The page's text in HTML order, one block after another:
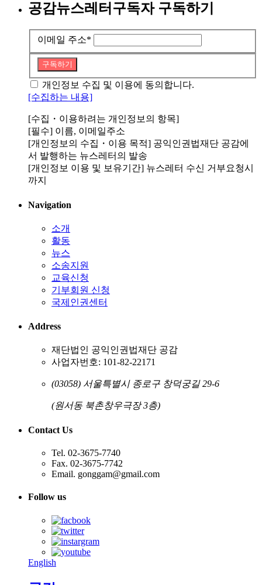
공감뉴스레터구독자 구독하기
이메일 주소*
구독하기
개인정보 수집 및 이용에 동의합니다.
[수집하는 내용]
[수집・이용하려는 개인정보의 항목]
[필수] 이름, 이메일주소
[개인정보의 수집・이용 목적] 공익인권법재단 공감에
서 발행하는 뉴스레터의 발송
[개인정보 이용 및 보유기간] 뉴스레터 수신 거부요청시
까지
Navigation
소개
활동
뉴스
소송지원
교육신청
기부회원 신청
국제인권센터
Address
재단법인 공익인권법재단 공감
사업자번호: 101-82-22171
(03058) 서울특별시 종로구 창덕궁길 29-6
(원서동 북촌창우극장 3층)
Contact Us
Tel. 02-3675-7740
Fax. 02-3675-7742
Email. gonggam@gmail.com
Follow us
English